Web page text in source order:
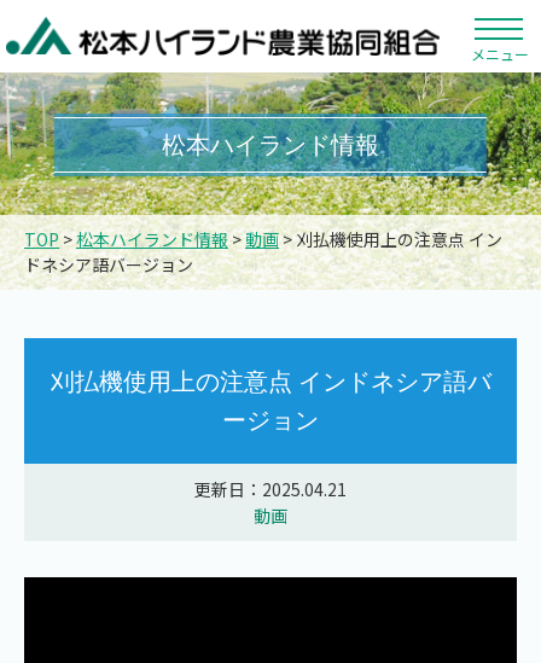
メニュー
松本ハイランド情報
TOP>松本ハイランド情報>動画> 刈払機使用上の注意点 イン
ドネシア語バージョン
刈払機使用上の注意点 インドネシア語バ
ージョン
更新日：2025.04.21
動画